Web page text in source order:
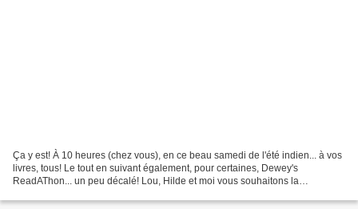
Ça y est! À 10 heures (chez vous), en ce beau samedi de l'été indien... à vos
livres, tous! Le tout en suivant également, pour certaines, Dewey's
ReadAThon... un peu décalé! Lou, Hilde et moi vous souhaitons la